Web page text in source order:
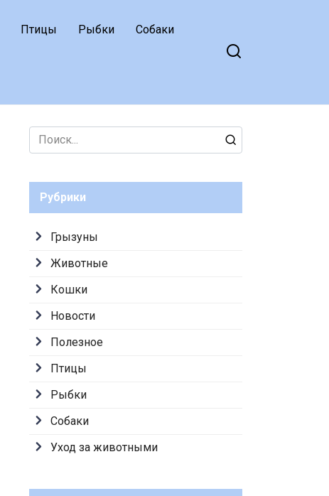
Птицы Рыбки Собаки
Search
for:
Рубрики
Грызуны
Животные
Кошки
Новости
Полезное
Птицы
Рыбки
Собаки
Уход за животными